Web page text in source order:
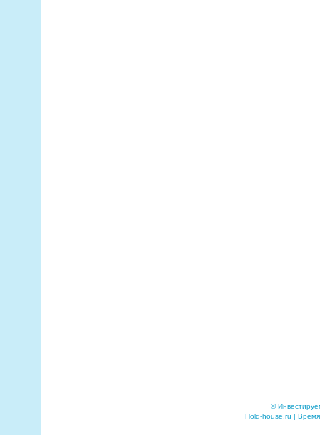
©
Hold-house.ru |